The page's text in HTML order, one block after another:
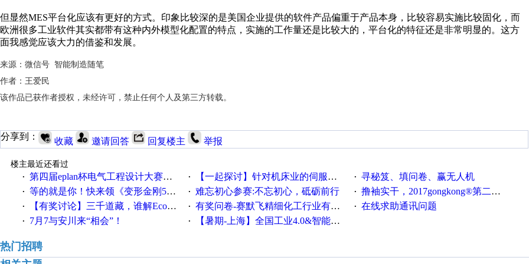
但显然MES平台化应该有更好的方式。印象比较深的是美国企业提供的软件产品偏重于产品本身，比较容易实施比较固化，而
欧洲很多工业软件其实都带有这种内外模型化配置的特点，实施的工作量还是比较大的，平台化的特征还是非常明显的。这方
面我感觉应该大力的借鉴和发展。
来源：微信号 智能制造随笔
作者：王爱民
该作品已获作者授权，未经许可，禁止任何个人及第三方转载。
分享到： 收藏 邀请回答 回复楼主 举报
楼主最近还看过
· 第四届eplan杯电气工程设计大赛报名啦！！！ · 【一起探讨】针对机床业的伺服系统发展，您的期望是什么？ · 寻秘笈、填问卷、赢无人机
· 等的就是你！快来领《变形金刚5》观影券 · 难忘初心参赛:不忘初心，砥砺前行 · 撸袖实干，2017gongkong®第二届智造工程师节正式起航！
· 【有奖讨论】三千道藏，谁解EcoStruxureMA领域之谜？ · 有奖问卷-赛默飞精细化工行业有奖调查来袭！ · 在线求助通讯问题
· 7月7与安川来“相会”！ · 【暑期-上海】全国工业4.0&智能制造高级培训班通知！
热门招聘